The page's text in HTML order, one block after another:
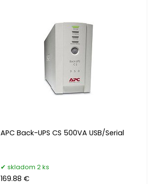
APC Back-UPS CS 500VA USB/Serial
skladom 2 ks
169.88 €